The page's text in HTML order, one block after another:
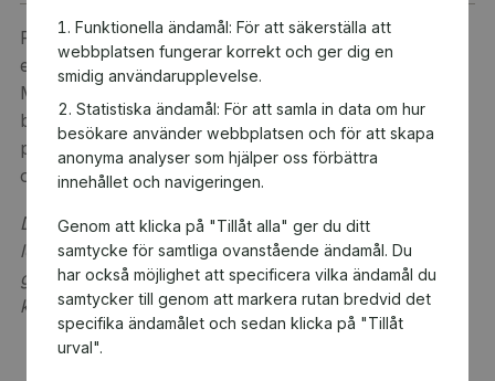
Funktionella ändamål: För att säkerställa att
webbplatsen fungerar korrekt och ger dig en
smidig användarupplevelse.
Statistiska ändamål: För att samla in data om hur
besökare använder webbplatsen och för att skapa
anonyma analyser som hjälper oss förbättra
innehållet och navigeringen.
Genom att klicka på "Tillåt alla" ger du ditt
samtycke för samtliga ovanstående ändamål. Du
har också möjlighet att specificera vilka ändamål du
samtycker till genom att markera rutan bredvid det
specifika ändamålet och sedan klicka på "Tillåt
urval".
Presentkort på MOVS 3-månadersabonnemang på
elmoped klass I (45 km/h) eller klass II (25 km/h).
MOVS är det nya smidiga abonnemanget där allt man
behöver ingår: en elmoped från Niu, hjälm, lås,
packbox, kapell och behändig Butler Service på plats
om man är i behov av hjälp med sitt fordon.
Detta är en digital produkt. Digital(a) värdekod(er)
levereras via e-post. Observera att ångerrätten inte
gäller för beställningar av digital(a) värdekod(er) då
koderna anses förbrukade vid köptillfället.